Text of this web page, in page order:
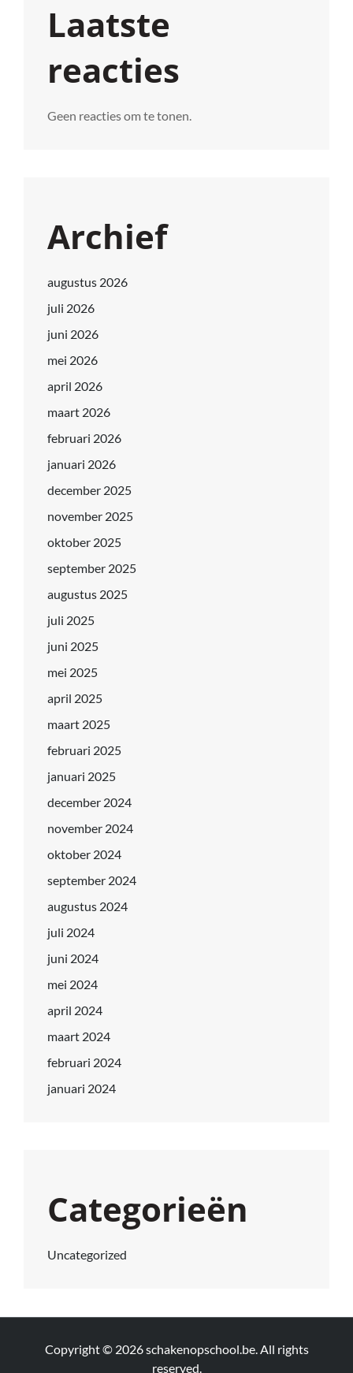
Laatste
reacties
Geen reacties om te tonen.
Archief
augustus 2026
juli 2026
juni 2026
mei 2026
april 2026
maart 2026
februari 2026
januari 2026
december 2025
november 2025
oktober 2025
september 2025
augustus 2025
juli 2025
juni 2025
mei 2025
april 2025
maart 2025
februari 2025
januari 2025
december 2024
november 2024
oktober 2024
september 2024
augustus 2024
juli 2024
juni 2024
mei 2024
april 2024
maart 2024
februari 2024
januari 2024
Categorieën
Uncategorized
Copyright © 2026schakenopschool.be. All rights
reserved.